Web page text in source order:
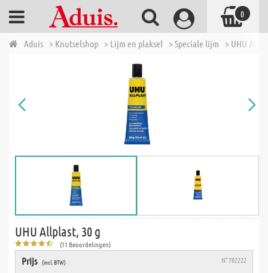
Aduis > Knutselshop > Lijm en plaksel > Speciale lijm > UHU
UHU Allplast, 30 g
(11 Beoordelingen)
Prijs (incl. BTW) N° 702222
0